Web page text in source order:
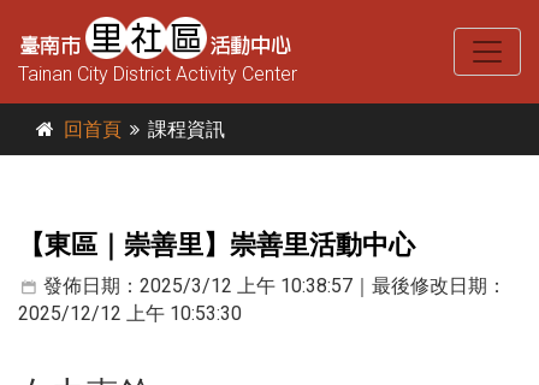
Tainan City District Activity Center
回首頁 課程資訊
【東區｜崇善里】崇善里活動中心
發佈日期：2025/3/12 上午 10:38:57｜最後修改日期：
2025/12/12 上午 10:53:30